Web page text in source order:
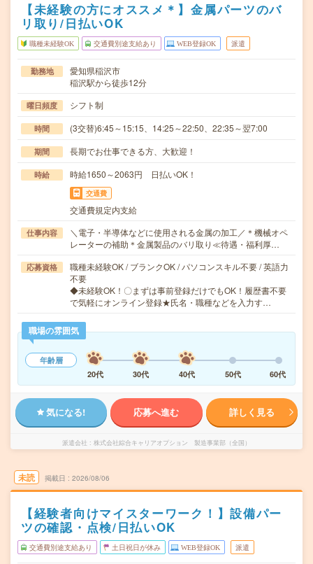
【未経験の方にオススメ＊】金属パーツのバ
リ取り/日払いOK
職種未経験OK 交通費別途支給あり WEB登録OK 派遣
勤務地
愛知県稲沢市
稲沢駅から徒歩12分
曜日頻度 シフト制
時間 (3交替)6:45～15:15、14:25～22:50、22:35～翌7:00
期間 長期でお仕事できる方、大歓迎！
時給 時給1650～2063円 日払いOK！
交通費
交通費規定内支給
仕事内容
＼電子・半導体などに使用される金属の加工／＊機械オペ
レーターの補助＊金属製品のバリ取り≪待遇・福利厚…
応募資格
職種未経験OK / ブランクOK / パソコンスキル不要 / 英語力
不要
◆未経験OK！〇まずは事前登録だけでもOK！履歴書不要
で気軽にオンライン登録★氏名・職種などを入力す…
職場の雰囲気
年齢層
20代
30代 40代 50代 60代
気になる! 応募へ進む 詳しく見る
派遣会社 株式会社綜合キャリアオプション 製造事業部（全国）
未読 掲載日 2026/08/06
【経験者向けマイスターワーク！】設備パー
ツの確認・点検/日払いOK
交通費別途支給あり 土日祝日が休み WEB登録OK 派遣